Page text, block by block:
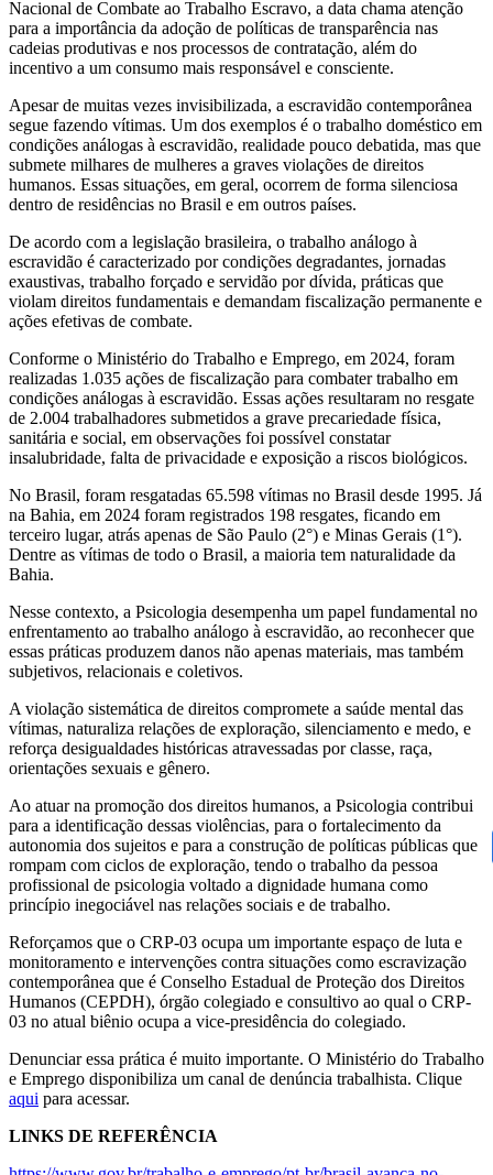
Nacional de Combate ao Trabalho Escravo, a data chama atenção
para a importância da adoção de políticas de transparência nas
cadeias produtivas e nos processos de contratação, além do
incentivo a um consumo mais responsável e consciente.
Apesar de muitas vezes invisibilizada, a escravidão contemporânea
segue fazendo vítimas. Um dos exemplos é o trabalho doméstico em
condições análogas à escravidão, realidade pouco debatida, mas que
submete milhares de mulheres a graves violações de direitos
humanos. Essas situações, em geral, ocorrem de forma silenciosa
dentro de residências no Brasil e em outros países.
De acordo com a legislação brasileira, o trabalho análogo à
escravidão é caracterizado por condições degradantes, jornadas
exaustivas, trabalho forçado e servidão por dívida, práticas que
violam direitos fundamentais e demandam fiscalização permanente e
ações efetivas de combate.
Conforme o Ministério do Trabalho e Emprego, em 2024, foram
realizadas 1.035 ações de fiscalização para combater trabalho em
condições análogas à escravidão. Essas ações resultaram no resgate
de 2.004 trabalhadores submetidos a grave precariedade física,
sanitária e social, em observações foi possível constatar
insalubridade, falta de privacidade e exposição a riscos biológicos.
No Brasil, foram resgatadas 65.598 vítimas no Brasil desde 1995. Já
na Bahia, em 2024 foram registrados 198 resgates, ficando em
terceiro lugar, atrás apenas de São Paulo (2°) e Minas Gerais (1°).
Dentre as vítimas de todo o Brasil, a maioria tem naturalidade da
Bahia.
Nesse contexto, a Psicologia desempenha um papel fundamental no
enfrentamento ao trabalho análogo à escravidão, ao reconhecer que
essas práticas produzem danos não apenas materiais, mas também
subjetivos, relacionais e coletivos.
A violação sistemática de direitos compromete a saúde mental das
vítimas, naturaliza relações de exploração, silenciamento e medo, e
reforça desigualdades históricas atravessadas por classe, raça,
orientações sexuais e gênero.
Ao atuar na promoção dos direitos humanos, a Psicologia contribui
para a identificação dessas violências, para o fortalecimento da
autonomia dos sujeitos e para a construção de políticas públicas que
rompam com ciclos de exploração, tendo o trabalho da pessoa
profissional de psicologia voltado a dignidade humana como
princípio inegociável nas relações sociais e de trabalho.
Reforçamos que o CRP-03 ocupa um importante espaço de luta e
monitoramento e intervenções contra situações como escravização
contemporânea que é Conselho Estadual de Proteção dos Direitos
Humanos (CEPDH), órgão colegiado e consultivo ao qual o CRP-
03 no atual biênio ocupa a vice-presidência do colegiado.
Denunciar essa prática é muito importante. O Ministério do Trabalho
e Emprego disponibiliza um canal de denúncia trabalhista. Clique
aqui para acessar.
LINKS DE REFERÊNCIA